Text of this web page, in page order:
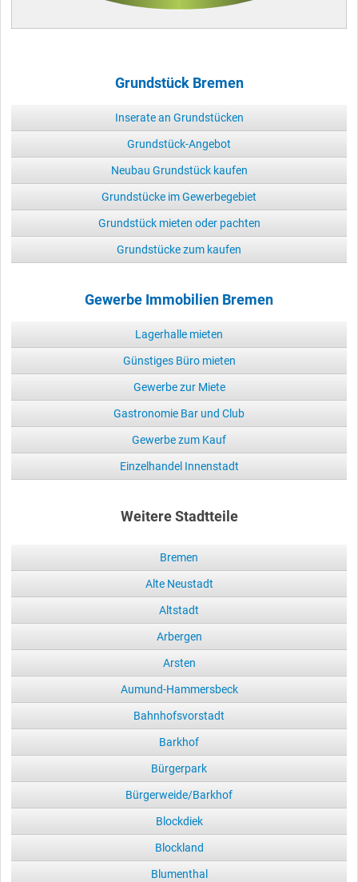
Grundstück Bremen
Inserate an Grundstücken
Grundstück-Angebot
Neubau Grundstück kaufen
Grundstücke im Gewerbegebiet
Grundstück mieten oder pachten
Grundstücke zum kaufen
Gewerbe Immobilien Bremen
Lagerhalle mieten
Günstiges Büro mieten
Gewerbe zur Miete
Gastronomie Bar und Club
Gewerbe zum Kauf
Einzelhandel Innenstadt
Weitere Stadtteile
Bremen
Alte Neustadt
Altstadt
Arbergen
Arsten
Aumund-Hammersbeck
Bahnhofsvorstadt
Barkhof
Bürgerpark
Bürgerweide/Barkhof
Blockdiek
Blockland
Blumenthal